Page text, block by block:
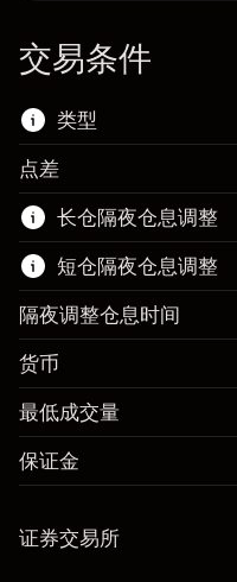
交易条件
类型
该金融市场可进行差
了解更多:
差价合约
点差
长仓隔夜仓息调整
保证金。您的投
隔夜仓息
来自杠杆的资金 - 美
短仓隔夜仓息调整
保证金。您的投
隔夜仓息
隔夜调整仓息时间
货币
最低成交量
保证金
证券交易所